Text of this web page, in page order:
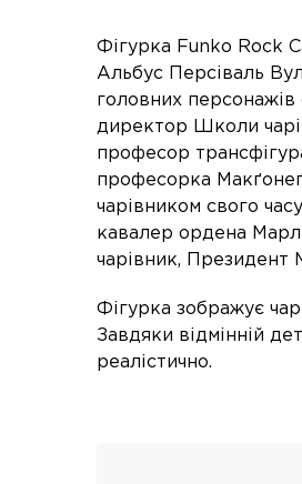
Фігурка Funko Rock
Альбус Персіваль
головних персонажів
директор Школи
професор
професорка
чарівником свого
кавалер ордена
чарівник, Президент
Фігурка зображує
Завдяки відмінній
реалістично.